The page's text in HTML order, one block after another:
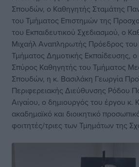
Σπουδών, ο Καθηγητής Σταμάτης
του Τμήματος Επιστημών της
του Εκπαιδευτικού Σχεδιασμού, ο
Μιχαήλ Αναπληρωτής Πρόεδρος του
Τμήματος Δημοτικής Εκπαίδευσης,
Σπύρος Καθηγητής του Τμήματος
Σπουδών, η κ. Βασιλάκη Γεωργία
Περιφερειακής Διεύθυνσης Ρόδου
Αιγαίου, ο δημιουργός του έργου κ.
ακαδημαϊκό και διοικητικό
φοιτητές/τριες των Τμημάτων της